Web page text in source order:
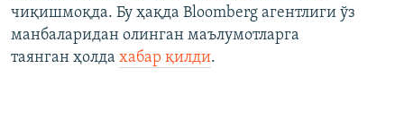
чиқишмоқда. Бу ҳақда Bloomberg агентлиги ўз
манбаларидан олинган маълумотларга
таянган ҳолда хабар қилди.